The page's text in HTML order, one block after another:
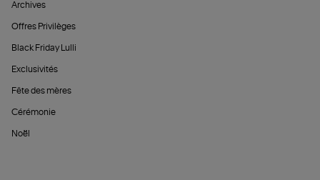
Archives
Offres Privilèges
Black Friday Lulli
Exclusivités
Fête des mères
Cérémonie
Noël